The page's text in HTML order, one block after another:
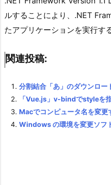
ルすることにより、.NET
たアプリケーションを実行す
関連投稿:
分割結合「あ」のダウンロー
「Vue.js」v-bindでstyleを
Macでコンピュータ名を変更
Windows の環境を変更ソフ